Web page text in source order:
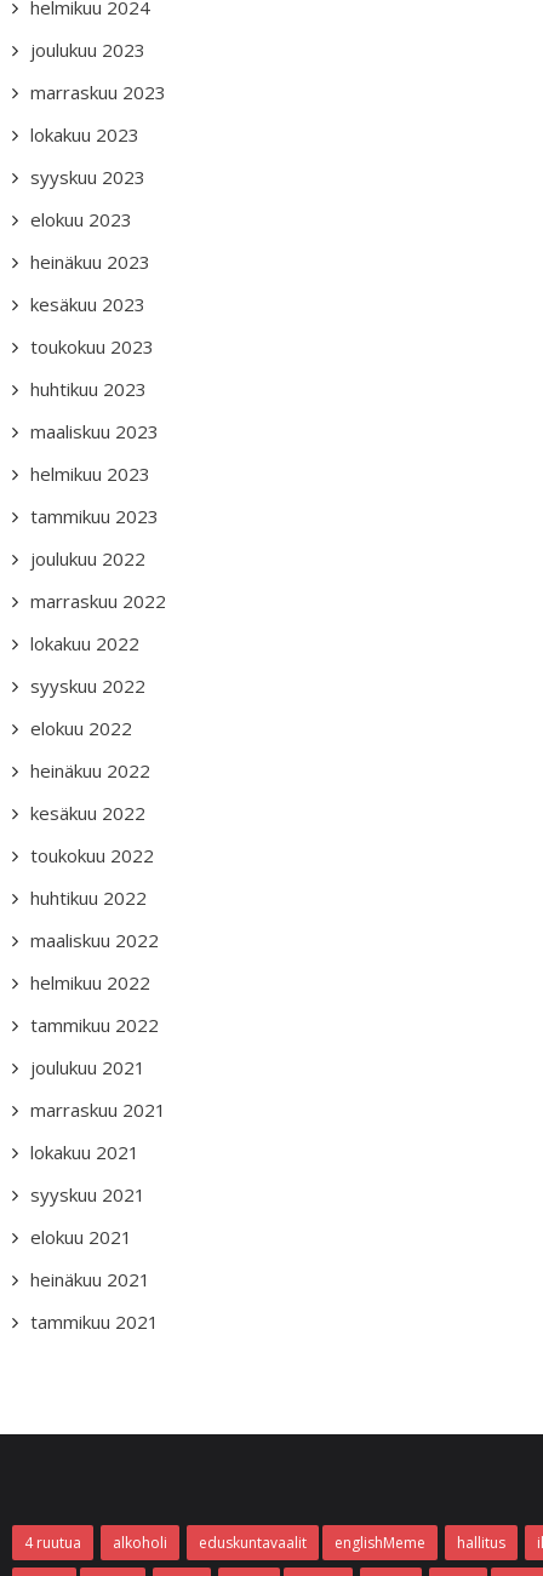
helmikuu 2024
joulukuu 2023
marraskuu 2023
lokakuu 2023
syyskuu 2023
elokuu 2023
heinäkuu 2023
kesäkuu 2023
toukokuu 2023
huhtikuu 2023
maaliskuu 2023
helmikuu 2023
tammikuu 2023
joulukuu 2022
marraskuu 2022
lokakuu 2022
syyskuu 2022
elokuu 2022
heinäkuu 2022
kesäkuu 2022
toukokuu 2022
huhtikuu 2022
maaliskuu 2022
helmikuu 2022
tammikuu 2022
joulukuu 2021
marraskuu 2021
lokakuu 2021
syyskuu 2021
elokuu 2021
heinäkuu 2021
tammikuu 2021
4 ruutua alkoholi eduskuntavaalit englishMeme hallitus